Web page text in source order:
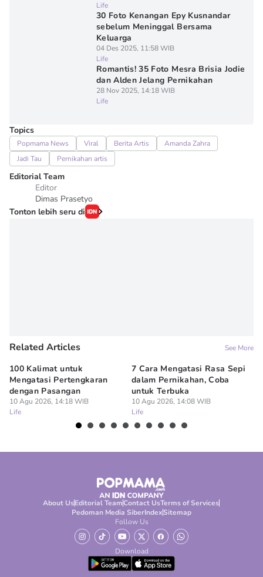
Life
30 Foto Kenangan Epy Kusnandar
sebelum Meninggal Bersama
Keluarga
04 Des 2025, 11:58 WIB
Life
Romantis! 35 Foto Mesra Brisia Jodie
dan Alden Jelang Pernikahan
28 Nov 2025, 14:18 WIB
Life
Topics
Popmama News Viral Berita Artis
Amanda Zahra
Jadi Tau
Pernikahan artis
Editorial Team
Editor
Dimas Prasetyo
Tonton lebih seru di
Related Articles See More
100 Kalimat untuk
Mengatasi Pertengkaran
dengan Pasangan
10 Agu 2026, 14:18 WIB
Life
7 Cara Mengatasi Rasa Sepi
dalam Pernikahan, Coba
untuk Terbuka
10 Agu 2026, 14:08 WIB
Life
About UsEditorial TeamContact UsTerms of Services
Pedoman Media SiberIndexSitemap
Follow Us
Download